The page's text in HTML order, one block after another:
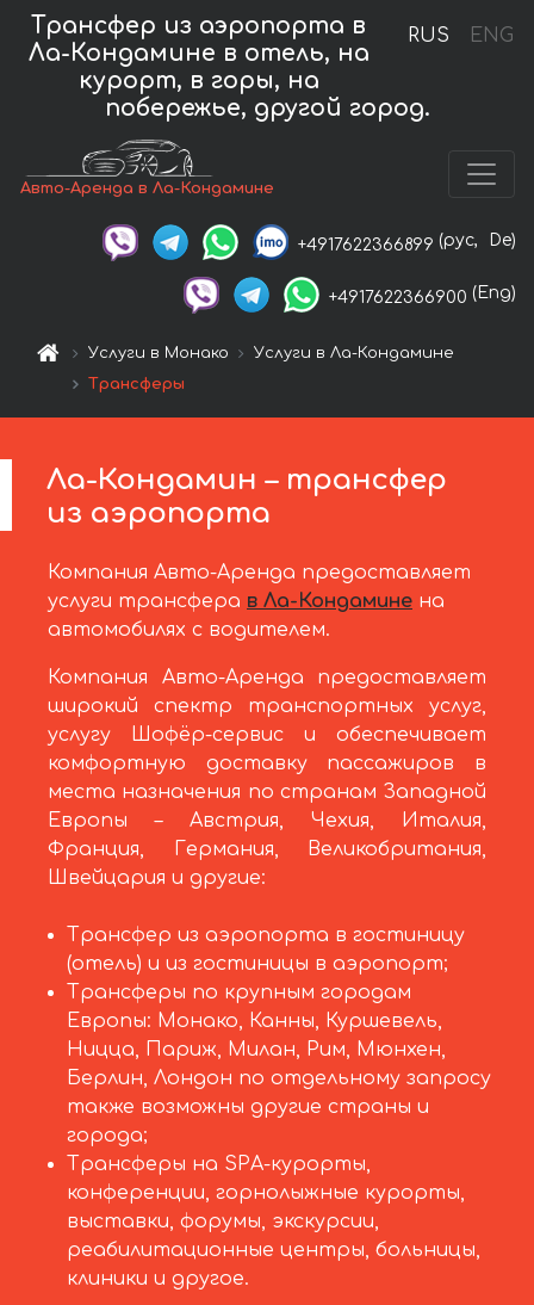
RUS ENG
Трансфер из аэропорта в
Ла-Кондамине в отель, на
курорт, в горы, на
побережье, другой город.
Авто-Аренда в Ла-Кондамине
+4917622366899 (рус, De)
+4917622366900 (Eng)
Услуги в Монако
Услуги в Ла-Кондамине
Трансферы
Ла-Кондамин – трансфер
из аэропорта
Компания Авто-Аренда предоставляет
услуги трансфера в Ла-Кондамине на
автомобилях с водителем.
Компания Авто-Аренда предоставляет
широкий спектр транспортных услуг,
услугу Шофёр-сервис и обеспечивает
комфортную доставку пассажиров в
места назначения по странам Западной
Европы – Австрия, Чехия, Италия,
Франция, Германия, Великобритания,
Швейцария и другие:
Трансфер из аэропорта в гостиницу
(отель) и из гостиницы в аэропорт;
Трансферы по крупным городам
Европы: Монако, Канны, Куршевель,
Ницца, Париж, Милан, Рим, Мюнхен,
Берлин, Лондон по отдельному запросу
также возможны другие страны и
города;
Трансферы на SPA-курорты,
конференции, горнолыжные курорты,
выставки, форумы, экскурсии,
реабилитационные центры, больницы,
клиники и другое.